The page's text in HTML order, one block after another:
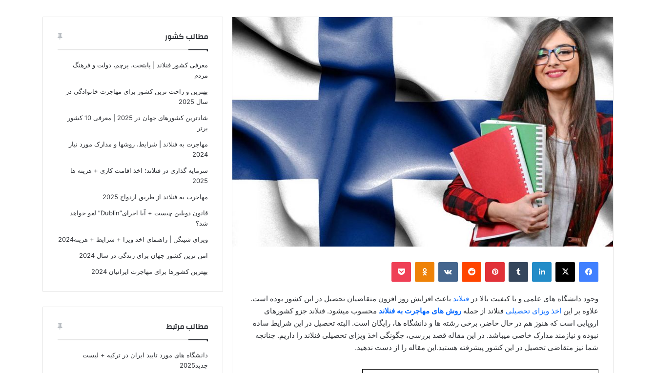
فیس بوک X لینکدین ‫تامبلر ‫پین‌ترست‫رددیت ‫VKontakte
‫Odnoklassniki
پاکت
وجود دانشگاه های علمی و با کیفیت بالا در فنلاند باعث افزایش روز افزون متقاضیان تحصیل در این کشور بوده است.
علاوه بر این اخذ ویزای تحصیلی فنلاند از جمله روش های مهاجرت به فنلاند محسوب میشود. فنلاند جزو کشورهای
اروپایی است که هنوز هم در حال حاضر، برخی رشته ها و دانشگاه ها، رایگان است. البته تحصیل در این شرایط ساده
نبوده و نیازمند مدارک خاصی میباشد. در این مقاله قصد بررسی، چگونگی اخذ ویزای تحصیلی فنلاند را داریم. چنانچه
شما نیز متقاضی تحصیل در این کشور پیشرفته هستید.این مقاله را از دست ندهید.
مطالب کشور
معرفی کشور فنلاند | پایتخت، پرچم، دولت و فرهنگ
مردم
بهترین و راحت ترین کشور برای مهاجرت خانوادگی در
سال 2025
شادترین کشورهای جهان در 2025 | معرفی 10 کشور
برتر
مهاجرت به فنلاند | شرایط، روشها و مدارک مورد نیاز
2024
سرمایه گذاری در فنلاند؛ اخذ اقامت کاری + هزینه ها
2025
مهاجرت به فنلاند از طریق ازدواج 2025
قانون دوبلین چیست + آیا اجرای”Dublin” لغو خواهد
شد؟
ویزای شینگن | راهنمای اخذ ویزا + شرایط + هزینه2024
امن ترین کشور جهان برای زندگی در سال 2024
بهترین کشورها برای مهاجرت ایرانیان 2024
مطالب مرتبط
دانشگاه های مورد تایید ایران در ترکیه + لیست
جدید2025